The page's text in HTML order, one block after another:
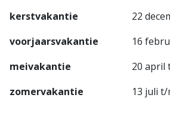
kerstvakantie
22
voorjaarsvakantie
16
meivakantie
20 april
zomervakantie
13 juli